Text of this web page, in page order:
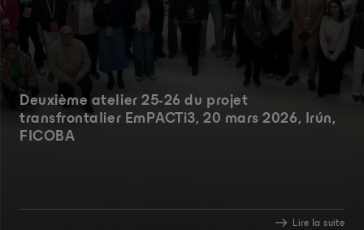
Deuxième atelier 25-26 du projet
transfrontalier EmPACTi3, 20 mars 2026, Irún,
FICOBA
Lire la suite